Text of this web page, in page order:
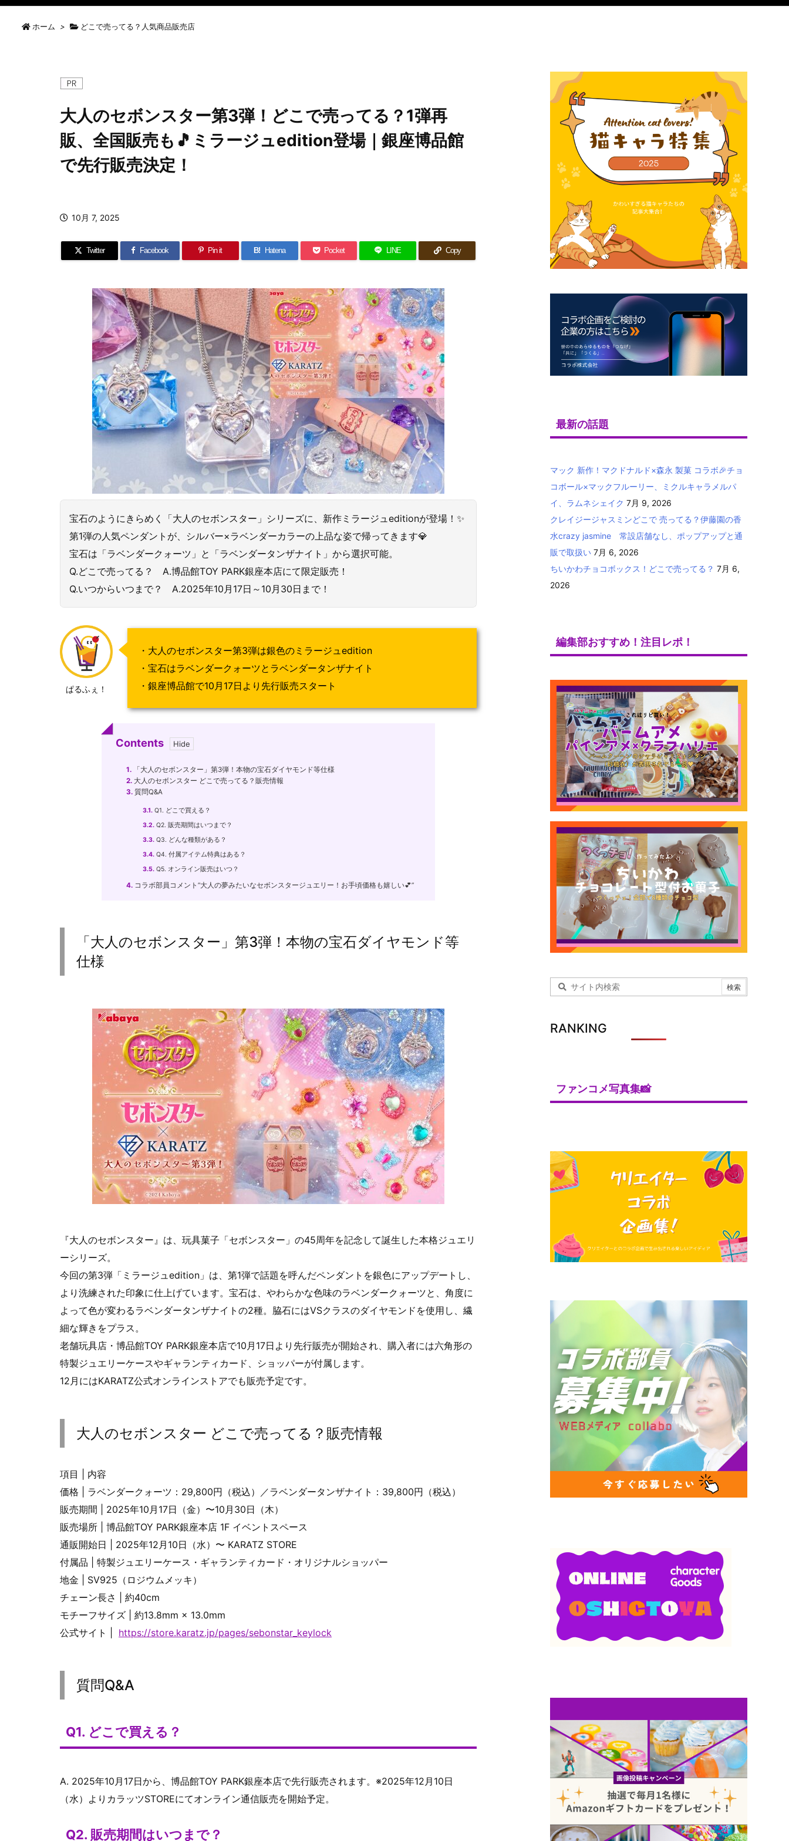
ホーム > どこで売ってる？人気商品販売店
大人のセボンスター第3弾！どこで売ってる？1弾再
販、全国販売も🎵ミラージュedition登場｜銀座博品館
で先行販売決定！
10月 7, 2025
Twitter Facebook Pin it B! Hatena Pocket LINE Copy
宝石のようにきらめく「大人のセボンスター」シリーズに、新作ミラージュeditionが登場！✨
第1弾の人気ペンダントが、シルバー×ラベンダーカラーの上品な姿で帰ってきます💎
宝石は「ラベンダークォーツ」と「ラベンダータンザナイト」から選択可能。
Q.どこで売ってる？ A.博品館TOY PARK銀座本店にて限定販売！
Q.いつからいつまで？ A.2025年10月17日～10月30日まで！
ぱるふぇ！
・大人のセボンスター第3弾は銀色のミラージュedition
・宝石はラベンダークォーツとラベンダータンザナイト
・銀座博品館で10月17日より先行販売スタート
Contents
1. 「大人のセボンスター」第3弾！本物の宝石ダイヤモンド等仕様
2. 大人のセボンスター どこで売ってる？販売情報
3. 質問Q&A
3.1. Q1. どこで買える？
3.2. Q2. 販売期間はいつまで？
3.3. Q3. どんな種類がある？
3.4. Q4. 付属アイテム特典はある？
3.5. Q5. オンライン販売はいつ？
4. コラボ部員コメント”大人の夢みたいなセボンスタージュエリー！お手頃価格も嬉しい💕”
「大人のセボンスター」第3弾！本物の宝石ダイヤモンド等
仕様
『大人のセボンスター』は、玩具菓子「セボンスター」の45周年を記念して誕生した本格ジュエリ
ーシリーズ。
今回の第3弾「ミラージュedition」は、第1弾で話題を呼んだペンダントを銀色にアップデートし、
より洗練された印象に仕上げています。宝石は、やわらかな色味のラベンダークォーツと、角度に
よって色が変わるラベンダータンザナイトの2種。脇石にはVSクラスのダイヤモンドを使用し、繊
細な輝きをプラス。
老舗玩具店・博品館TOY PARK銀座本店で10月17日より先行販売が開始され、購入者には六角形の
特製ジュエリーケースやギャランティカード、ショッパーが付属します。
12月にはKARATZ公式オンラインストアでも販売予定です。
大人のセボンスター どこで売ってる？販売情報
項目 | 内容
価格 | ラベンダークォーツ：29,800円（税込）／ラベンダータンザナイト：39,800円（税込）
販売期間 | 2025年10月17日（金）〜10月30日（木）
販売場所 | 博品館TOY PARK銀座本店 1F イベントスペース
通販開始日 | 2025年12月10日（水）〜 KARATZ STORE
付属品 | 特製ジュエリーケース・ギャランティカード・オリジナルショッパー
地金 | SV925（ロジウムメッキ）
チェーン長さ | 約40cm
モチーフサイズ | 約13.8mm × 13.0mm
公式サイト |
https://store.karatz.jp/pages/sebonstar_keylock
質問Q&A
Q1. どこで買える？
A. 2025年10月17日から、博品館TOY PARK銀座本店で先行販売されます。※2025年12月10日
（水）よりカラッツSTOREにてオンライン通信販売を開始予定。
Q2. 販売期間はいつまで？
最新の話題
マック 新作！マクドナルド×森永 製菓 コラボ🎉チョ
コボール×マックフルーリー、ミクルキャラメルパ
イ、ラムネシェイク 7月 9, 2026
クレイジージャスミンどこで 売ってる？伊藤園の香
水crazy jasmine 常設店舗なし、ポップアップと通
販で取扱い 7月 6, 2026
ちいかわチョコボックス！どこで売ってる？ 7月 6,
2026
編集部おすすめ！注目レポ！
RANKING
ファンコメ写真集📸